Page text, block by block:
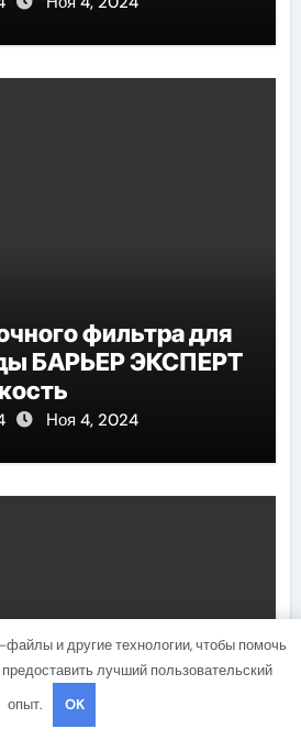
фильтра для
БАРЬЕР ЭКСПЕРТ
Ноя 4, 2024
файлы и другие технологии, чтобы помочь
лучший пользовательский
опыт.
OK